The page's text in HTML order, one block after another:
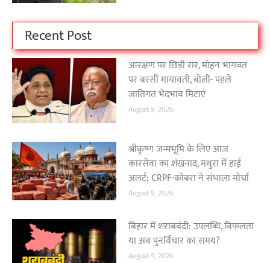
Recent Post
आरक्षण पर छिड़ी रार, मोहन भागवत
पर बरसीं मायावती, बोलीं- पहले
जातिगत भेदभाव मिटाएं
August 9, 2026
श्रीकृष्ण जन्मभूमि के लिए आज
कारसेवा का शंखनाद, मथुरा में हाई
अलर्ट; CRPF-कोबरा ने संभाला मोर्चा
August 9, 2026
बिहार में शराबबंदी: उपलब्धि, विफलता
या अब पुनर्विचार का समय?
August 9, 2026